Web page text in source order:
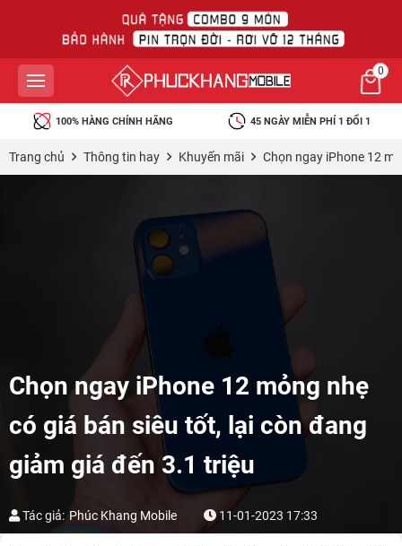
0
100% HÀNG CHÍNH HÃNG 45 NGÀY MIỄN PHÍ 1 ĐỔI 1
Trang chủ Thông tin hay Khuyến mãi Chọn ngay iPhone 12
Chọn ngay iPhone 12 mỏng nhẹ
có giá bán siêu tốt, lại còn đang
giảm giá đến 3.1 triệu
Tác giả: Phúc Khang Mobile 11-01-2023 17:33